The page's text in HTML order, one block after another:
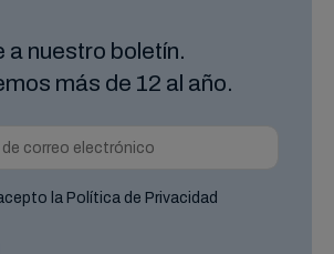
a nuestro boletín.
más de 12 al año.
la Política de Privacidad